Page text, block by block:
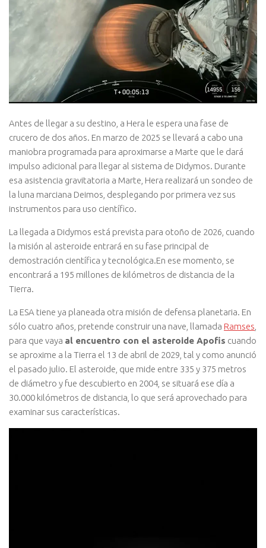
Antes de llegar a su destino, a Hera le espera una fase de
crucero de dos años. En marzo de 2025 se llevará a cabo una
maniobra programada para aproximarse a Marte que le dará
impulso adicional para llegar al sistema de Didymos. Durante
esa asistencia gravitatoria a Marte, Hera realizará un sondeo de
la luna marciana Deimos, desplegando por primera vez sus
instrumentos para uso científico.
La llegada a Didymos está prevista para otoño de 2026, cuando
la misión al asteroide entrará en su fase principal de
demostración científica y tecnológica.En ese momento, se
encontrará a 195 millones de kilómetros de distancia de la
Tierra.
La ESA tiene ya planeada otra misión de defensa planetaria. En
sólo cuatro años, pretende construir una nave, llamada Ramses
para que vaya al encuentro con el asteroide Apofis cuando
se aproxime a la Tierra el 13 de abril de 2029, tal y como anunció
el pasado julio. El asteroide, que mide entre 335 y 375 metros
de diámetro y fue descubierto en 2004, se situará ese día a
30.000 kilómetros de distancia, lo que será aprovechado para
examinar sus características.